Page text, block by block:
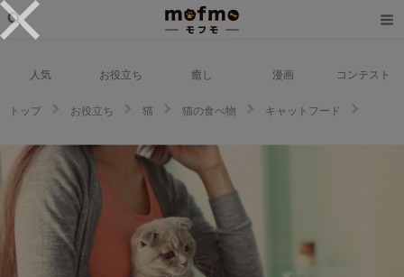
人気 お役立ち 癒し 漫画 コンテスト
トップ お役立ち 猫 猫の食べ物
キャットフード